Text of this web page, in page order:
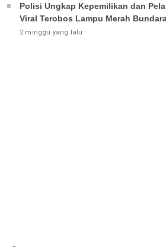
Polisi Ungkap Kepemilikan dan
Viral Terobos Lampu Merah
2 minggu yang lalu